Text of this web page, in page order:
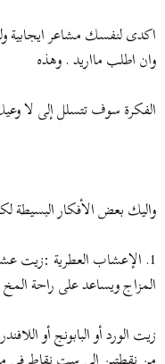
اكدى لنفسك مشاعر ايجابية
وان اطلب مااريد . وهذه
الفكرة سوف تتسلل إلى لا
واليك بعض الأفكار البسيطة
1. الإعشاب العطرية :زيت
المزاج ويساعد على راحة المخ
زيت الورد أو البابونج أو